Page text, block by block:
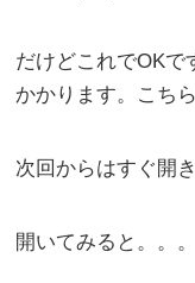
だけどこれでOKで
かかります。こち
次回からはすぐ開き
開いてみると。。。